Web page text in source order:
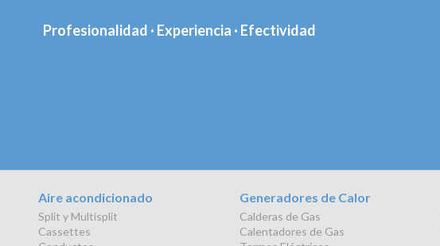
Profesionalidad · Experiencia · Efectividad
Aire acondicionado
Split y Multisplit
Cassettes
Generadores de Calor
Calderas de Gas
Calentadores de Gas